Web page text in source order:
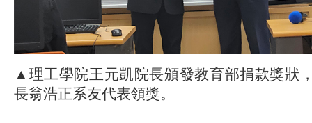
▲理工學院王元凱院長頒發教育部捐款獎狀
長翁浩正系友代表領獎。